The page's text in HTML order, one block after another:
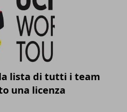
lista di tutti i team
una licenza